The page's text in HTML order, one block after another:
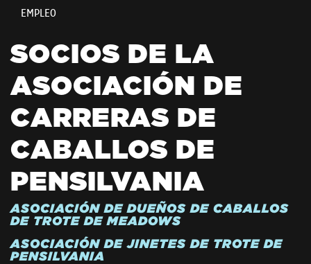
EMPLEO
SOCIOS DE LA
ASOCIACIÓN DE
CARRERAS DE
CABALLOS DE
PENSILVANIA
ASOCIACIÓN DE DUEÑOS DE CABALLOS
DE TROTE DE MEADOWS
ASOCIACIÓN DE JINETES DE TROTE DE
PENSILVANIA